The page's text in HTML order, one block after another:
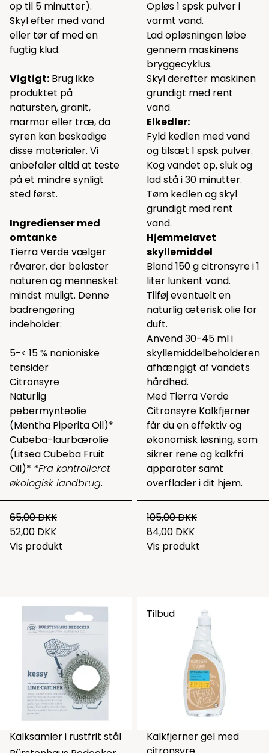
op til 5 minutter).
Skyl efter med vand
eller tør af med en
fugtig klud.
Vigtigt: Brug ikke
produktet på
natursten, granit,
marmor eller træ, da
syren kan beskadige
disse materialer. Vi
anbefaler altid at teste
på et mindre synligt
sted først.
Ingredienser med
omtanke
Tierra Verde vælger
råvarer, der belaster
naturen og mennesket
mindst muligt. Denne
badrengøring
indeholder:
5-< 15 % nonioniske
tensider
Citronsyre
Naturlig
pebermynteolie
(Mentha Piperita Oil)*
Cubeba-laurbærolie
(Litsea Cubeba Fruit
Oil)* *Fra kontrolleret
økologisk landbrug.
65,00 DKK
52,00 DKK
Vis produkt
Opløs 1 spsk pulver i
varmt vand.
Lad opløsningen løbe
gennem maskinens
bryggecyklus.
Skyl derefter maskinen
grundigt med rent
vand.
Elkedler:
Fyld kedlen med vand
og tilsæt 1 spsk pulver.
Kog vandet op, sluk og
lad stå i 30 minutter.
Tøm kedlen og skyl
grundigt med rent
vand.
Hjemmelavet
skyllemiddel
Bland 150 g citronsyre i 1
liter lunkent vand.
Tilføj eventuelt en
naturlig æterisk olie for
duft.
Anvend 30-45 ml i
skyllemiddelbeholderen
afhængigt af vandets
hårdhed.
Med Tierra Verde
Citronsyre Kalkfjerner
får du en effektiv og
økonomisk løsning, som
sikrer rene og kalkfri
apparater samt
overflader i dit hjem.
105,00 DKK
84,00 DKK
Vis produkt
Kalksamler i rustfrit stål
Tilbud
Kalkfjerner gel med